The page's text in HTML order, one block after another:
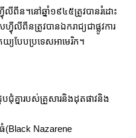
ពីន។នៅឆ្នាំ១៩៤៥ត្រូវបានរំដោះ
វីលីពីនត្រូវបានឯករាជ្យជាផ្លូវការ
យបែបប្រទេសអាមេរិក។
ជួបជុំគ្នារបស់គ្រួសារនិងដុតផាវនិង
(Black Nazarene